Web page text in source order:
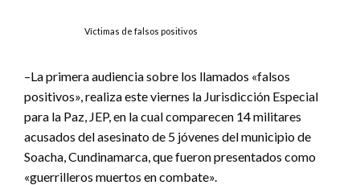
Víctimas de falsos positivos
–La primera audiencia sobre los llamados «falsos
positivos», realiza este viernes la Jurisdicción Especial
para la Paz, JEP, en la cual comparecen 14 militares
acusados del asesinato de 5 jóvenes del municipio de
Soacha, Cundinamarca, que fueron presentados como
«guerrilleros muertos en combate».